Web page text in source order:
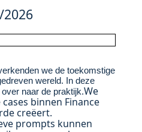
2026
we de toekomstige
wereld. In deze
naar de praktijk.We
binnen Finance
creëert.
prompts kunnen